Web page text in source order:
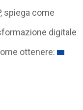
spiega come
digitale
ottenere: